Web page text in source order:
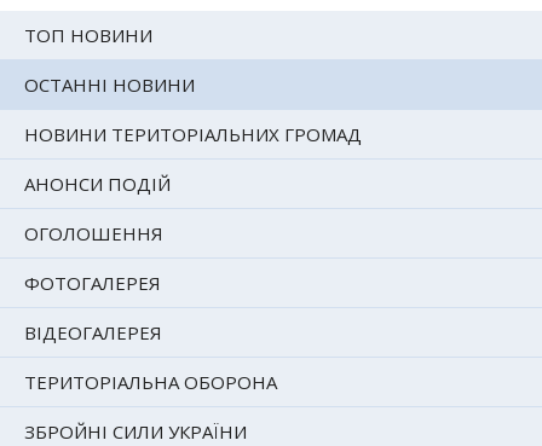
ТОП НОВИНИ
ОСТАННІ НОВИНИ
НОВИНИ ТЕРИТОРІАЛЬНИХ ГРОМАД
АНОНСИ ПОДІЙ
ОГОЛОШЕННЯ
ФОТОГАЛЕРЕЯ
ВІДЕОГАЛЕРЕЯ
ТЕРИТОРІАЛЬНА ОБОРОНА
ЗБРОЙНІ СИЛИ УКРАЇНИ